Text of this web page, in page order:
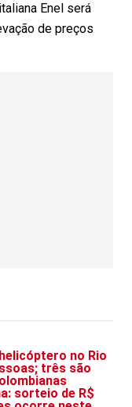
Enel será
de preços